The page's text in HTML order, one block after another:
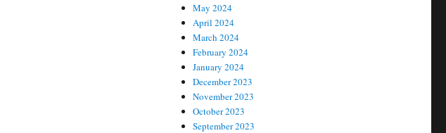
May 2024
April 2024
March 2024
February 2024
January 2024
December 2023
November 2023
October 2023
September 2023